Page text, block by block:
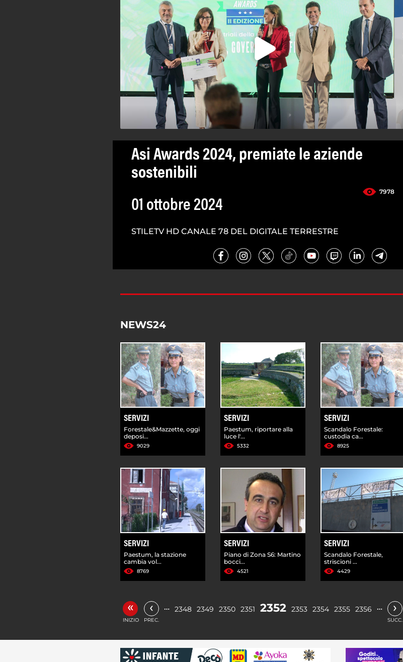
Asi Awards 2024, premiate le aziende
sostenibili
7978
01 ottobre 2024
STILETV HD CANALE 78 DEL DIGITALE TERRESTRE
NEWS24
SERVIZI
Forestale&Mazzette, oggi
deposi...
9029
SERVIZI
Paestum, riportare alla
luce l'...
5332
SERVIZI
Scandalo Forestale:
custodia ca...
8925
SERVIZI
Paestum, la stazione
cambia vol...
8769
SERVIZI
Piano di Zona S6: Martino
bocci...
4521
SERVIZI
Scandalo Forestale,
striscioni ...
4429
«
INIZIO
‹
PREC.
… 2348 2349 2350 2351 2352 2353 2354 2355 2356 … ›
SUCC.